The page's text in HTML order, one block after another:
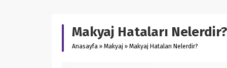
Makyaj Hataları Nelerdir?
Anasayfa » Makyaj » Makyaj Hataları Nelerdir?